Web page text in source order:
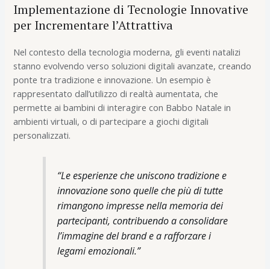
Implementazione di Tecnologie Innovative
per Incrementare l’Attrattiva
Nel contesto della tecnologia moderna, gli eventi natalizi
stanno evolvendo verso soluzioni digitali avanzate, creando
ponte tra tradizione e innovazione. Un esempio è
rappresentato dall’utilizzo di realtà aumentata, che
permette ai bambini di interagire con Babbo Natale in
ambienti virtuali, o di partecipare a giochi digitali
personalizzati.
“Le esperienze che uniscono tradizione e
innovazione sono quelle che più di tutte
rimangono impresse nella memoria dei
partecipanti, contribuendo a consolidare
l’immagine del brand e a rafforzare i
legami emozionali.”